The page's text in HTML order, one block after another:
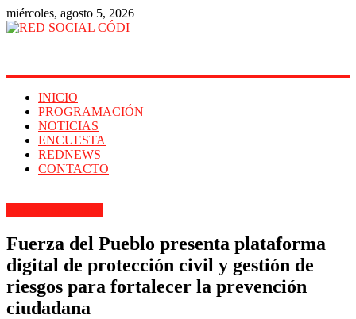
miércoles, agosto 5, 2026
SOCIAL
CÓDI
IMAGEN
INTERNET
INICIO
PROGRAMACIÓN
NOTICIAS
ENCUESTA
REDNEWS
CONTACTO
Fuerza del Pueblo presenta plataforma
digital de protección civil y gestión de
riesgos para fortalecer la prevención
ciudadana